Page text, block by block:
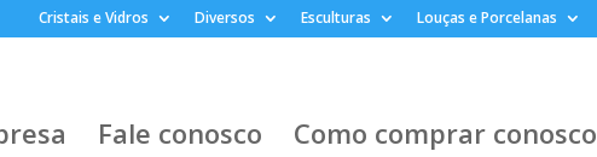
Cristais e Vidros Diversos Esculturas Louças e Porcelanas
Fale conosco Como comprar conosco